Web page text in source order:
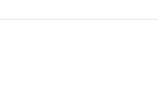
signalen van je lichaam